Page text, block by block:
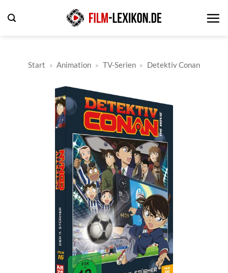
Inhalt
Start » Animation » TV-Serien » Detektiv Conan